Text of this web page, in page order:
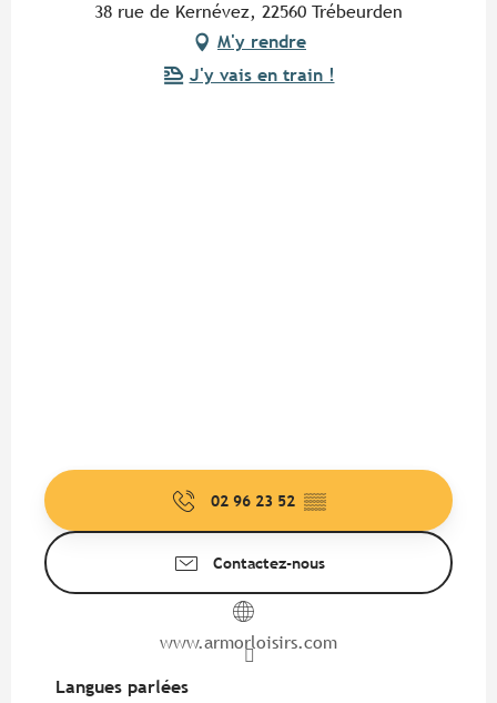
38 rue de Kernévez, 22560 Trébeurden
M'y rendre
J'y vais en train !
02 96 23 52 ▒▒
Contactez-nous
www.armorloisirs.com
Langues parlées
Langues parlées